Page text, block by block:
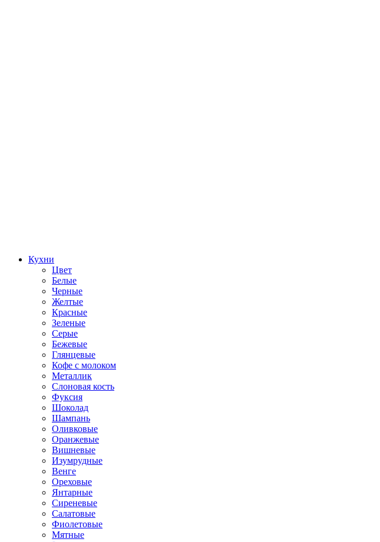
Кухни
Цвет
Белые
Черные
Желтые
Красные
Зеленые
Серые
Бежевые
Глянцевые
Кофе с молоком
Металлик
Слоновая кость
Фуксия
Шоколад
Шампань
Оливковые
Оранжевые
Вишневые
Изумрудные
Венге
Ореховые
Янтарные
Сиреневые
Салатовые
Фиолетовые
Мятные